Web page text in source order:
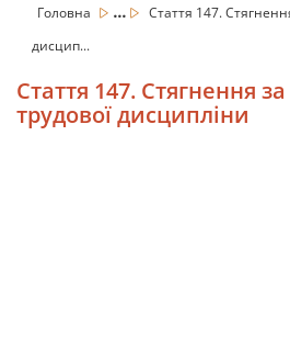
Головна ...
Стаття 147.
дисцип...
Стаття 147. Стягнення
трудової дисципліни